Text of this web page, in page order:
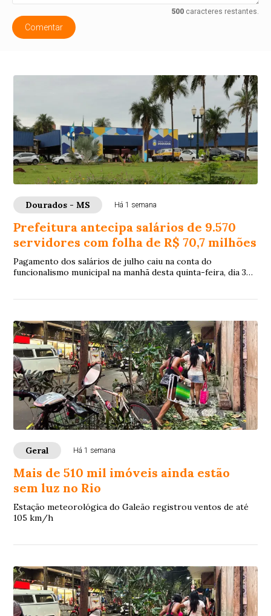
500caracteres restantes.
Comentar
Dourados - MS Há 1 semana
Prefeitura antecipa salários de 9.570
servidores com folha de R$ 70,7 milhões
Pagamento dos salários de julho caiu na conta do
funcionalismo municipal na manhã desta quinta-feira, dia 30
Geral Há 1 semana
Mais de 510 mil imóveis ainda estão
sem luz no Rio
Estação meteorológica do Galeão registrou ventos de até
105 km/h